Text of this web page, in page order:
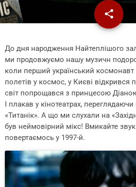
share
email
До дня народження Найтеплішого
ми продовжуємо нашу музичн
коли перший український
полетів у космос, у Києві відкрився
світ попрощався з принцесою
І плакав у кінотеатрах,
«Титанік». А що ми слухали на
був неймовірний мікс! Вмикайте
повертаємось у 1997-й.